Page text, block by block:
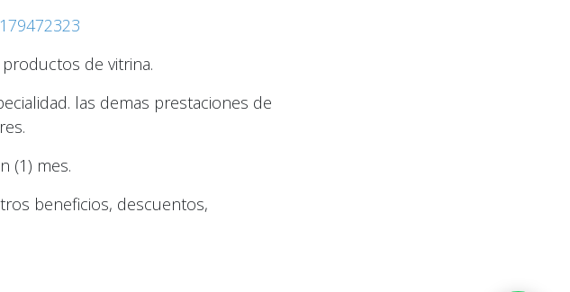
de vitrina.
las demas prestaciones de
(1) mes.
beneficios, descuentos,